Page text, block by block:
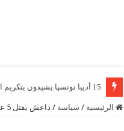
15 أديبا تونسيا يشيدون بتكريم الشاعر علي الدرورة
الرئيسية / سياسة / داعش يقتل 5 عناصر من فجر ليبيا في هجوم قرب سرت